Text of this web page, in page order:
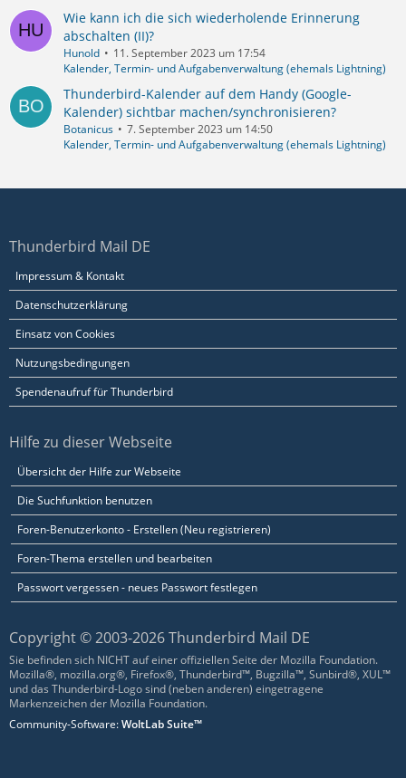
Wie kann ich die sich wiederholende Erinnerung
abschalten (II)?
Hunold
11. September 2023 um 17:54
Kalender, Termin- und Aufgabenverwaltung (ehemals Lightning)
Thunderbird-Kalender auf dem Handy (Google-
Kalender) sichtbar machen/synchronisieren?
Botanicus
7. September 2023 um 14:50
Kalender, Termin- und Aufgabenverwaltung (ehemals Lightning)
Thunderbird Mail DE
Impressum & Kontakt
Datenschutzerklärung
Einsatz von Cookies
Nutzungsbedingungen
Spendenaufruf für Thunderbird
Hilfe zu dieser Webseite
Übersicht der Hilfe zur Webseite
Die Suchfunktion benutzen
Foren-Benutzerkonto - Erstellen (Neu registrieren)
Foren-Thema erstellen und bearbeiten
Passwort vergessen - neues Passwort festlegen
Copyright © 2003-2026 Thunderbird Mail DE
Sie befinden sich NICHT auf einer offiziellen Seite der Mozilla Foundation.
Mozilla®, mozilla.org®, Firefox®, Thunderbird™, Bugzilla™, Sunbird®, XUL™
und das Thunderbird-Logo sind (neben anderen) eingetragene
Markenzeichen der Mozilla Foundation.
Community-Software:WoltLab Suite™